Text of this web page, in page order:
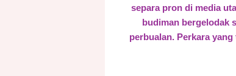
separa pron di media
budiman bergelodak
perbualan. Perkara